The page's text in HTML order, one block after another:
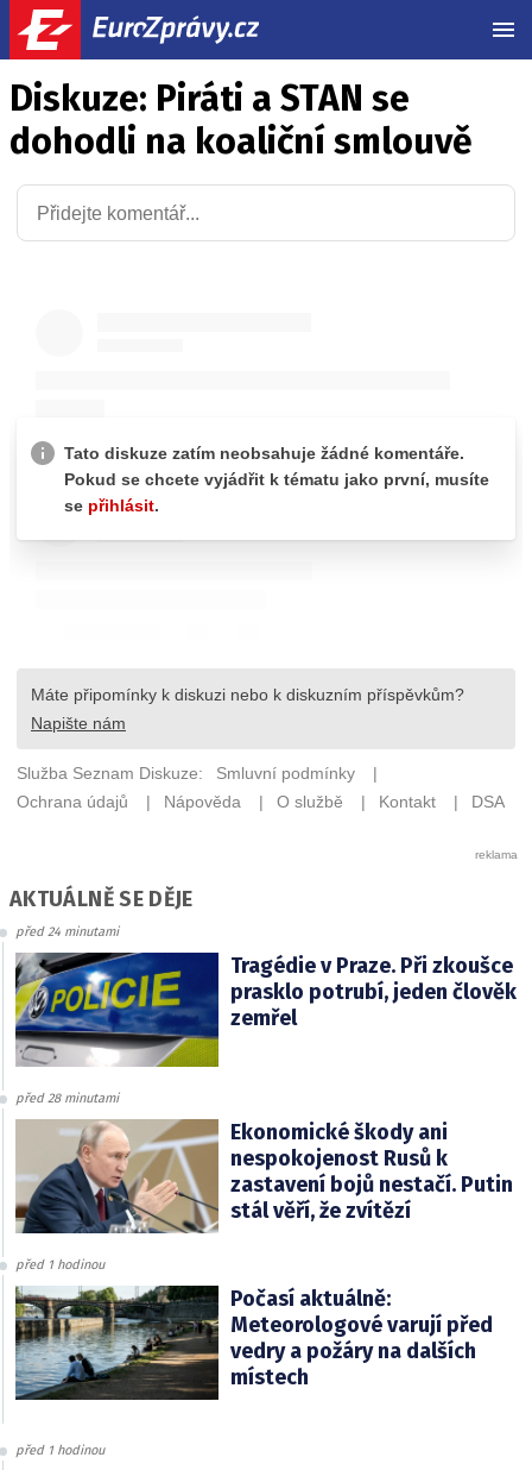
Diskuze: Piráti a STAN se
dohodli na koaliční smlouvě
AKTUÁLNĚ SE DĚJE
před 24 minutami
Tragédie v Praze. Při zkoušce
prasklo potrubí, jeden člověk
zemřel
před 28 minutami
Ekonomické škody ani
nespokojenost Rusů k
zastavení bojů nestačí. Putin
stál věří, že zvítězí
před 1 hodinou
Počasí aktuálně:
Meteorologové varují před
vedry a požáry na dalších
místech
před 1 hodinou